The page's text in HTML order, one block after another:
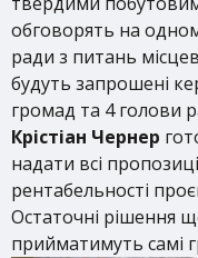
обговорять на
ради з питань
будуть запрошені
громад та 4 голови
Крістіан Чернер
надати всі
рентабельності
Остаточні рішення
прийматимуть самі